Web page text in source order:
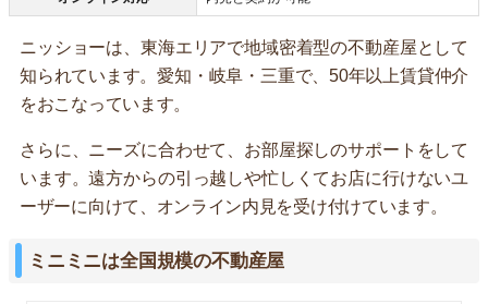
ニッショーは、東海エリアで地域密着型の不動産屋として
知られています。愛知・岐阜・三重で、50年以上賃貸仲介
をおこなっています。
さらに、ニーズに合わせて、お部屋探しのサポートをして
います。遠方からの引っ越しや忙しくてお店に行けないユ
ーザーに向けて、オンライン内見を受け付けています。
ミニミニは全国規模の不動産屋